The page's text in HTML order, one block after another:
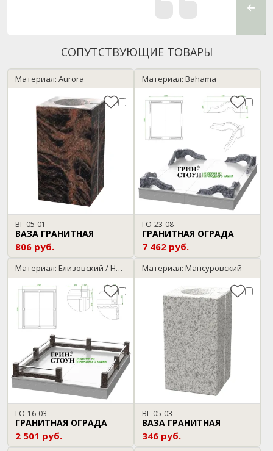
СОПУТСТВУЮЩИЕ ТОВАРЫ
Материал: Aurora
ВГ-05-01
ВАЗА ГРАНИТНАЯ
806 руб.
Материал: Bahama
ГО-23-08
ГРАНИТНАЯ ОГРАДА
7 462 руб.
Материал: Елизовский / Нержавейка
ГО-16-03
ГРАНИТНАЯ ОГРАДА
2 501 руб.
Материал: Мансуровский
ВГ-05-03
ВАЗА ГРАНИТНАЯ
346 руб.